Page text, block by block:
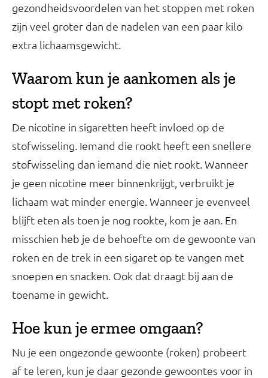
gezondheidsvoordelen van het stoppen met roken
zijn veel groter dan de nadelen van een paar kilo
extra lichaamsgewicht.
Waarom kun je aankomen als je
stopt met roken?
De nicotine in sigaretten heeft invloed op de
stofwisseling. Iemand die rookt heeft een snellere
stofwisseling dan iemand die niet rookt. Wanneer
je geen nicotine meer binnenkrijgt, verbruikt je
lichaam wat minder energie. Wanneer je evenveel
blijft eten als toen je nog rookte, kom je aan. En
misschien heb je de behoefte om de gewoonte van
roken en de trek in een sigaret op te vangen met
snoepen en snacken. Ook dat draagt bij aan de
toename in gewicht.
Hoe kun je ermee omgaan?
Nu je een ongezonde gewoonte (roken) probeert
af te leren, kun je daar gezonde gewoontes voor in